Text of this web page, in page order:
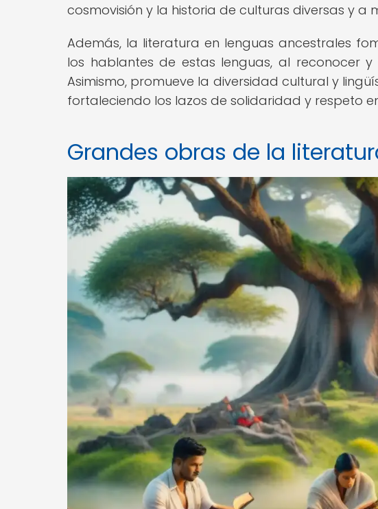
cosmovisión y la historia de culturas diversas y a
Además, la literatura en lenguas ancestrales
los hablantes de estas lenguas, al reconocer
Asimismo, promueve la diversidad cultural y
fortaleciendo los lazos de solidaridad y respeto
Grandes obras de la